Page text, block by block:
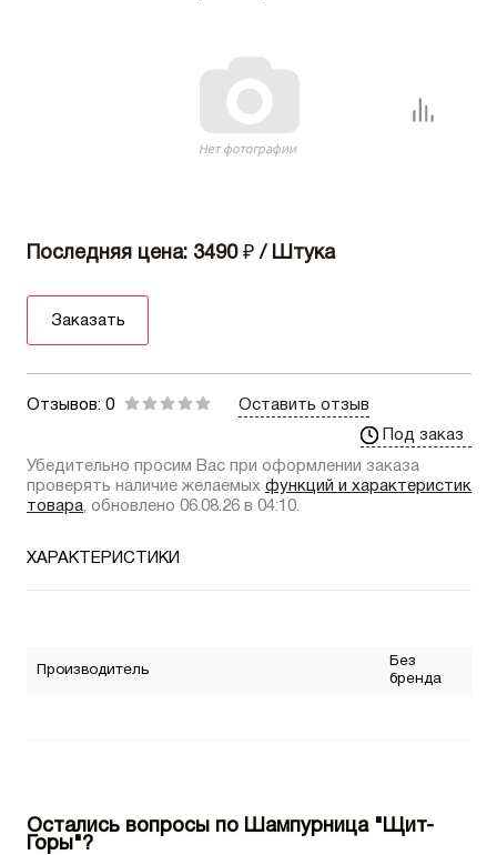
Последняя цена: 3490 ₽ / Штука
Заказать
Отзывов: 0
Оставить отзыв
Под заказ
Убедительно просим Вас при оформлении заказа
проверять наличие желаемых функций и характеристик
товара, обновлено 06.08.26 в 04:10.
ХАРАКТЕРИСТИКИ
Производитель
Без
бренда
Остались вопросы по Шампурница "Щит-
Горы"?